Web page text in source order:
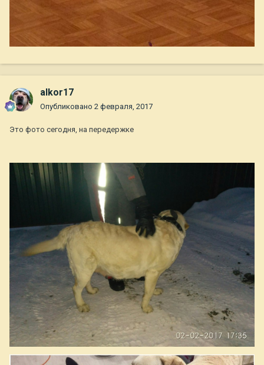
alkor17
Опубликовано 2 февраля, 2017
Это фото сегодня, на передержке